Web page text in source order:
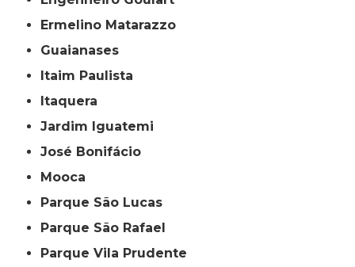
Ermelino Matarazzo
Guaianases
Itaim Paulista
Itaquera
Jardim Iguatemi
José Bonifácio
Mooca
Parque São Lucas
Parque São Rafael
Parque Vila Prudente